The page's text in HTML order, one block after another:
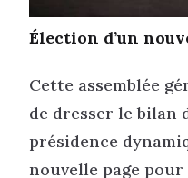
Élection d’un
Cette assemblée
de dresser le bilan
présidence
nouvelle page pour